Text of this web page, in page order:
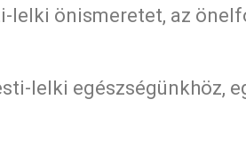
lelki önismeretet, az
lelki egészségünkhöz,